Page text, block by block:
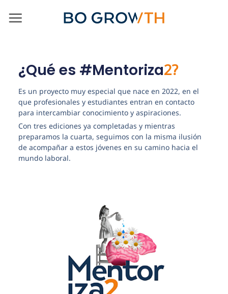
¿Qué es #Mentoriza2?
Es un proyecto muy especial que nace en 2022, en el
que profesionales y estudiantes entran en contacto
para intercambiar conocimiento y aspiraciones.
Con tres ediciones ya completadas y mientras
preparamos la cuarta, seguimos con la misma ilusión
de acompañar a estos jóvenes en su camino hacia el
mundo laboral.